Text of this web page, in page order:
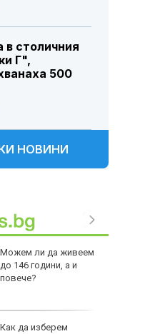
в столичния
Г",
500
НОВИНИ
Можем ли да живеем
до 146 години, а и
повече?
Как да изберем